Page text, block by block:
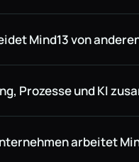
Mind13 von
Prozesse und KI
arbeitet